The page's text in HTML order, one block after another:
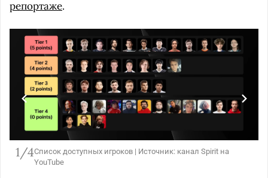
репортаже.
1/4Список доступных игроков | Источник: канал Spirit на
YouTube